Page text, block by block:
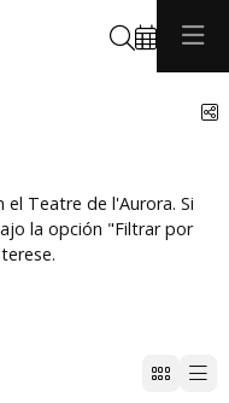
Buscar
Teatre de l'Aurora. Si
la opción "Filtrar por